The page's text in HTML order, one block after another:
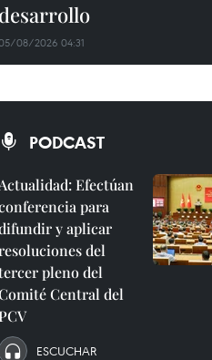
desarrollo
08/2026 04:31
PODCAST
Actualidad: Efectúan
para
y aplicar
del
pleno del
Central del
ESCUCHAR